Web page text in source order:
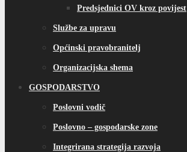
Predsjednici OV kroz povijest
Službe za upravu
Općinski pravobranitelj
Organizacijska shema
GOSPODARSTVO
Poslovni vodič
Poslovno – gospodarske zone
Integrirana strategija razvoja